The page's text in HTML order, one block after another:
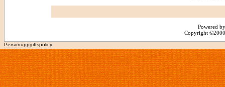
Powered
Copyright
Personuppgiftspolicy